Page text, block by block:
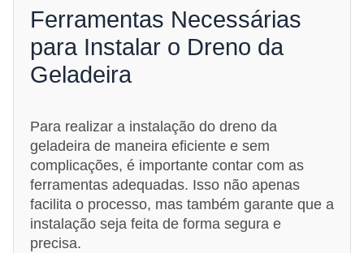
Ferramentas Necessárias
para Instalar o Dreno da
Geladeira
Para realizar a instalação do dreno da
geladeira de maneira eficiente e sem
complicações, é importante contar com as
ferramentas adequadas. Isso não apenas
facilita o processo, mas também garante que a
instalação seja feita de forma segura e
precisa.